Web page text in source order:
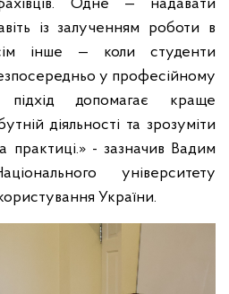
Одне — надавати
із залученням роботи в
інше — коли студенти
у професійному
допомагає краще
діяльності та зрозуміти
практиці.» - зазначив Вадим
університету
України.